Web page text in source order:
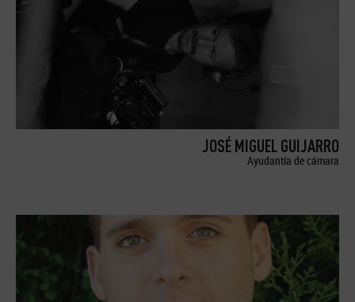
JOSÉ MIGUEL GUIJARRO
Ayudantía de cámara